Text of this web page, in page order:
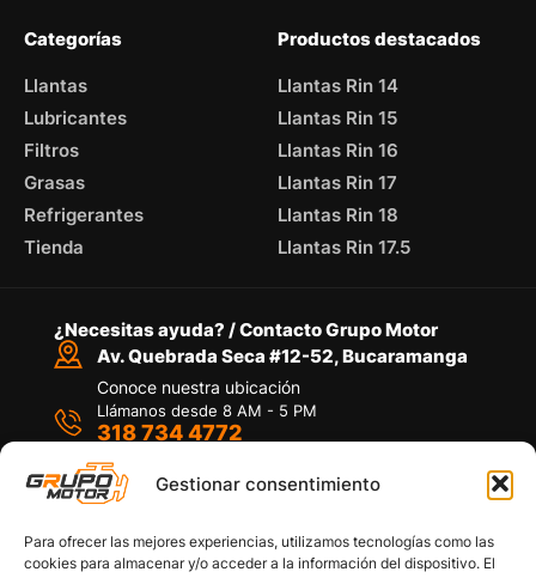
Gestionar consentimiento
Para ofrecer las mejores experiencias, utilizamos tecnologías como las
cookies para almacenar y/o acceder a la información del dispositivo. El
Categorías
Llantas
Lubricantes
Filtros
Grasas
Refrigerantes
Tienda
Productos destacados
Llantas Rin 14
Llantas Rin 15
Llantas Rin 16
Llantas Rin 17
Llantas Rin 18
Llantas Rin 17.5
¿Necesitas ayuda? / Contacto Grupo Motor
Av. Quebrada Seca #12-52, Bucaramanga
Conoce nuestra ubicación
Llámanos desde 8 AM - 5 PM
318 734 4772
Por medio de WhatsApp